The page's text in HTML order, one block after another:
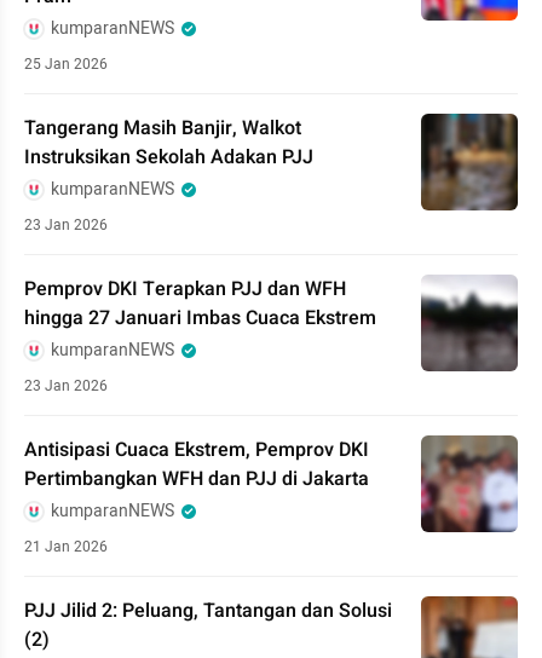
kumparanNEWS
25 Jan 2026
Tangerang Masih Banjir, Walkot
Instruksikan Sekolah Adakan PJJ
kumparanNEWS
23 Jan 2026
Pemprov DKI Terapkan PJJ dan WFH
hingga 27 Januari Imbas Cuaca Ekstrem
kumparanNEWS
23 Jan 2026
Antisipasi Cuaca Ekstrem, Pemprov DKI
Pertimbangkan WFH dan PJJ di Jakarta
kumparanNEWS
21 Jan 2026
PJJ Jilid 2: Peluang, Tantangan dan Solusi
(2)